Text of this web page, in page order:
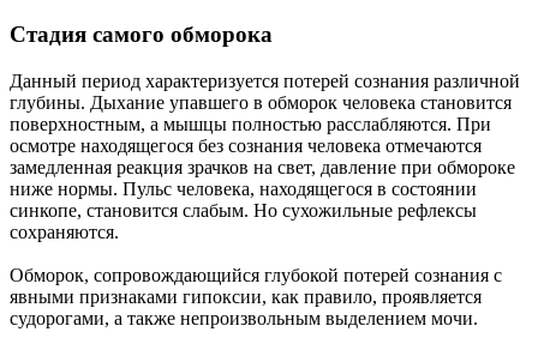
Стадия самого обморока
Данный период характеризуется потерей сознания различной
глубины. Дыхание упавшего в обморок человека становится
поверхностным, а мышцы полностью расслабляются. При
осмотре находящегося без сознания человека отмечаются
замедленная реакция зрачков на свет, давление при обмороке
ниже нормы. Пульс человека, находящегося в состоянии
синкопе, становится слабым. Но сухожильные рефлексы
сохраняются.
Обморок, сопровождающийся глубокой потерей сознания с
явными признаками гипоксии, как правило, проявляется
судорогами, а также непроизвольным выделением мочи.